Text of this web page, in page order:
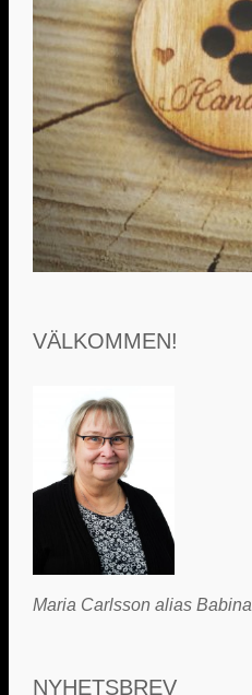
VÄLKOMMEN!
Maria Carlsson alias Babina
NYHETSBREV